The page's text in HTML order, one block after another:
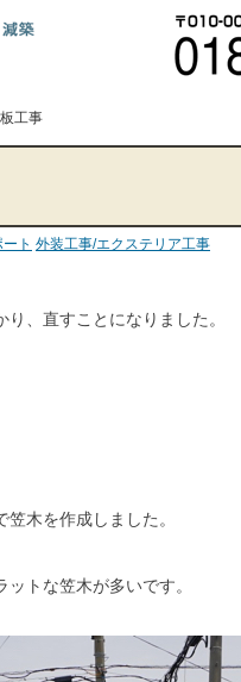
工事
ト 外装工事/エクステリア工事
、直すことになりました。
木を作成しました。
トな笠木が多いです。